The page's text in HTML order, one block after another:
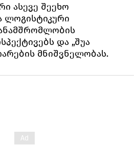
ასევე შეეხო
ლოგისტიკური
და „შუა
მნიშვნელობას.